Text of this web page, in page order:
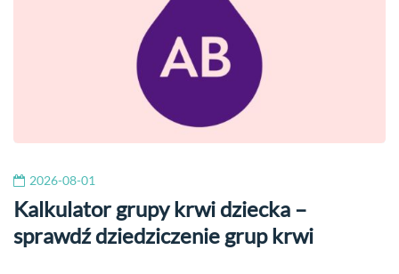
2026-08-01
Kalkulator grupy krwi dziecka –
sprawdź dziedziczenie grup krwi